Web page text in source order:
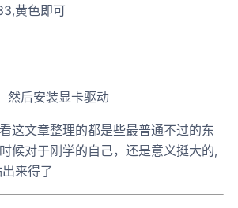
黄色即可
然后安装显卡驱动
这文章整理的都是些最普通不过的东
候对于刚学的自己，还是意义挺大的,
来得了